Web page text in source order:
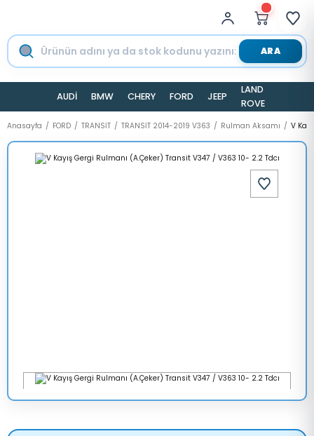
ARA
AUDİ BMW CHERY FORD JEEP
LAND
ROVER
Anasayfa FORD TRANSİT TRANSİT 2014-2019 V363 Rulman Aksamı V